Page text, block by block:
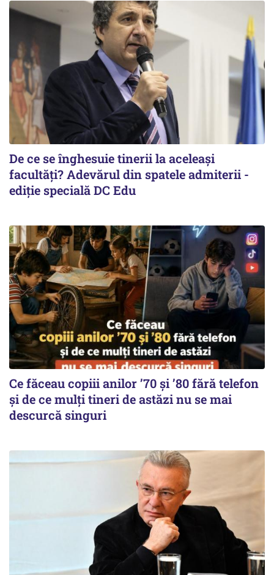
De ce se înghesuie tinerii la aceleași
facultăți? Adevărul din spatele admiterii -
ediție specială DC Edu
Ce făceau copiii anilor ’70 și ’80 fără telefon
și de ce mulți tineri de astăzi nu se mai
descurcă singuri